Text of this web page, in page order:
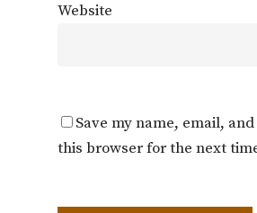
Website
Save my name, email,
this browser for the next